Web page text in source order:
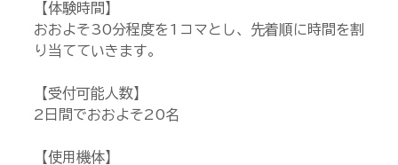
【体験時間】
おおよそ30分程度を1コマとし、先着順に時間を割
り当てていきます。
【受付可能人数】
2日間でおおよそ20名
【使用機体】